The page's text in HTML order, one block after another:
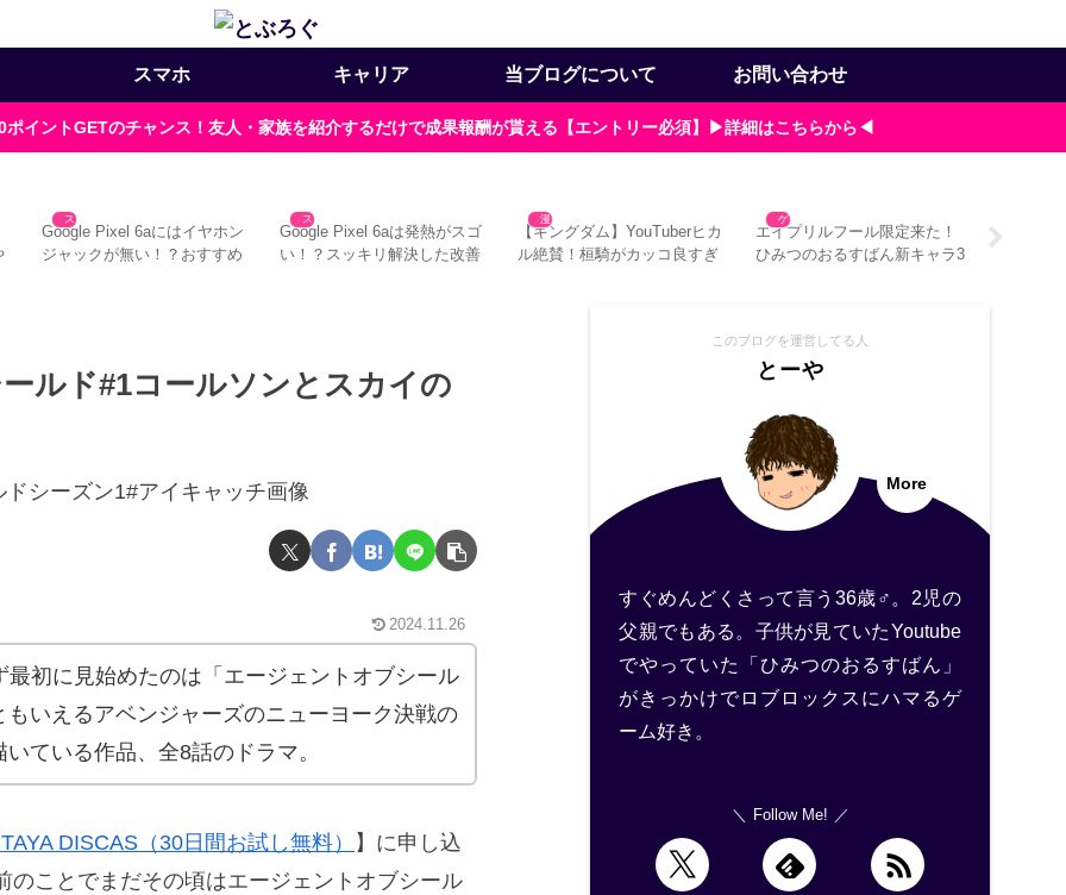
スマホ キャリア 当ブログについて お問い合わせ
ポイントGETのチャンス！友人・家族を紹介するだけで成果報酬が貰える【エントリー必須】▶詳細はこちらから◀
スマホ
Google Pixel 6aにはイヤホン
ジャックが無い！？おすすめ
スマホ
Google Pixel 6aは発熱がスゴ
い！？スッキリ解決した改善
漫画
【キングダム】YouTuberヒカ
ル絶賛！桓騎がカッコ良すぎ
ゲーム
エイプリルフール限定来た！
ひみつのおるすばん新キャラ3
もしや中
ルド#1コールソンとスカイの
2024.11.26
初に見始めたのは「エージェントオブシール
もいえるアベンジャーズのニューヨーク決戦の
ている作品、全8話のドラマ。
DISCAS（30日間お試し無料）
】に申し込
のことでまだその頃はエージェントオブシール
このブログを運営してる人
とーや
More
すぐめんどくさって言う36歳♂。2児の
父親でもある。子供が見ていたYoutube
でやっていた「ひみつのおるすばん」
がきっかけでロブロックスにハマるゲ
ーム好き。
Follow Me!